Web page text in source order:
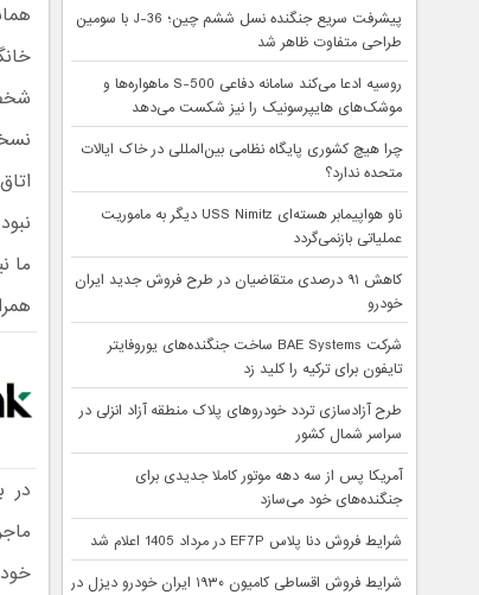
ما
پیشرفت سریع جنگنده نسل ششم چین؛ J-36 با سومین
طراحی متفاوت ظاهر شد
روسیه ادعا می‌کند سامانه دفاعی S-500 ماهواره‌ها و
موشک‌های هایپرسونیک را نیز شکست می‌دهد
چرا هیچ کشوری پایگاه نظامی بین‌المللی در خاک ایالات
متحده ندارد؟
ناو هواپیمابر هسته‌ای USS Nimitz دیگر به ماموریت
عملیاتی بازنمی‌گردد
کاهش ۹۱ درصدی متقاضیان در طرح فروش جدید ایران
خودرو
شرکت BAE Systems ساخت جنگنده‌های یوروفایتر
تایفون برای ترکیه را کلید زد
طرح آزادسازی تردد خودروهای پلاک منطقه آزاد انزلی در
سراسر شمال کشور
آمریکا پس از سه دهه موتور کاملا جدیدی برای
جنگنده‌های خود می‌سازد
شرایط فروش دنا پلاس EF7P در مرداد 1405 اعلام شد
شرایط فروش اقساطی کامیون ۱۹۳۰ ایران خودرو دیزل در